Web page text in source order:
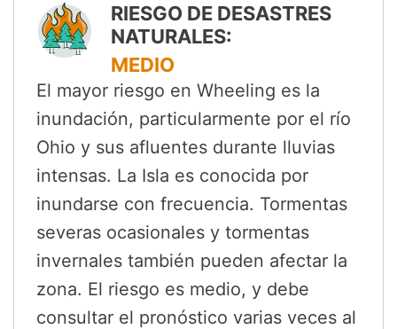
RIESGO DE DESASTRES
NATURALES:
MEDIO
El mayor riesgo en Wheeling es la
inundación, particularmente por el río
Ohio y sus afluentes durante lluvias
intensas. La Isla es conocida por
inundarse con frecuencia. Tormentas
severas ocasionales y tormentas
invernales también pueden afectar la
zona. El riesgo es medio, y debe
consultar el pronóstico varias veces al